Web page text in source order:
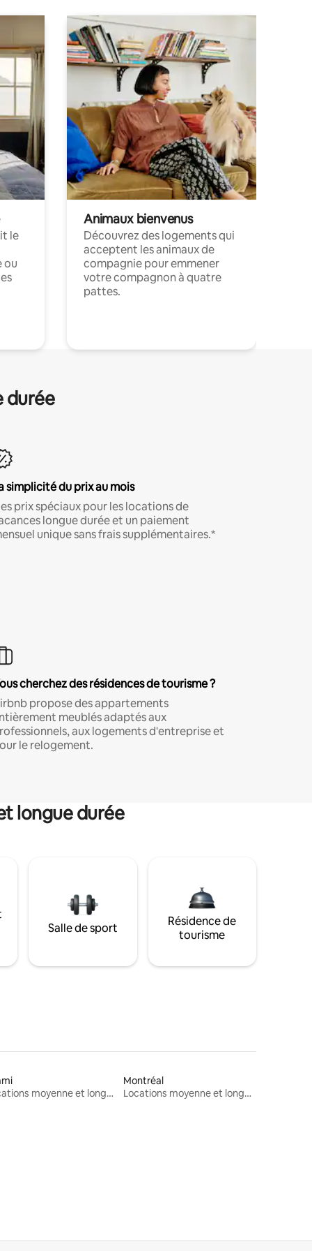
le
ou
Animaux bienvenus
Découvrez des logements qui
acceptent les animaux de
compagnie pour emmener
votre compagnon à quatre
pattes.
durée
simplicité du prix au mois
prix spéciaux pour les locations de
longue durée et un paiement
unique sans frais supplémentaires.*
cherchez des résidences de tourisme ?
propose des appartements
meublés adaptés aux
aux logements d'entreprise et
le relogement.
longue durée
Salle de sport
Résidence de
tourisme
Locations moyenne et longue durée
Montréal
Locations moyenne et longue durée